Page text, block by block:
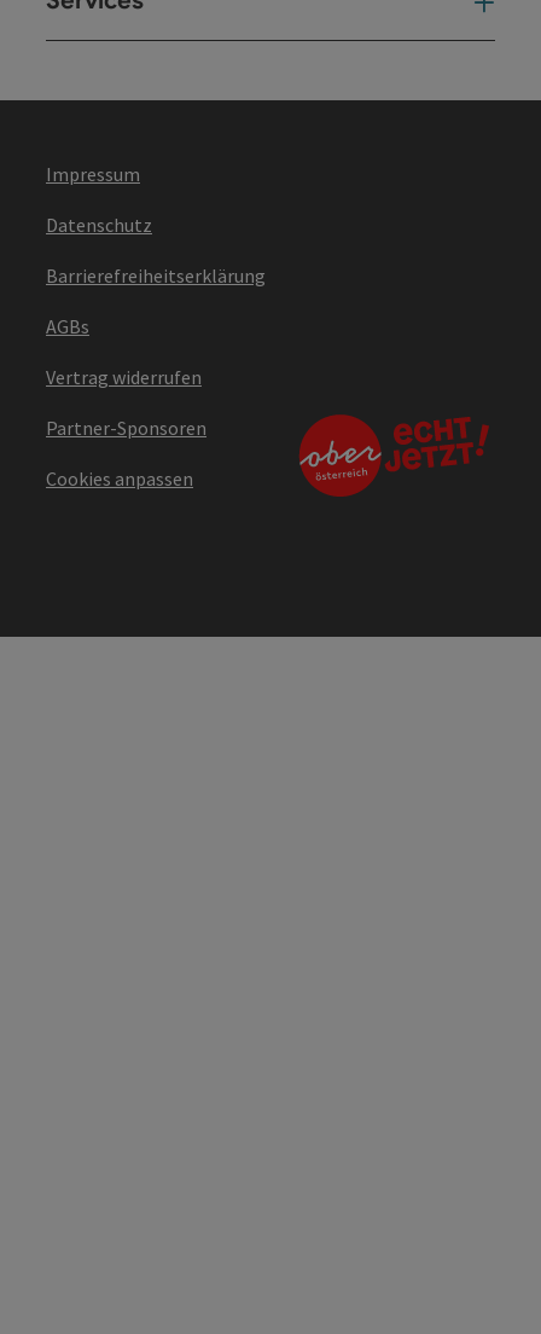
Impressum
Datenschutz
Barrierefreiheitserklärung
AGBs
Vertrag widerrufen
Partner-Sponsoren
Cookies anpassen